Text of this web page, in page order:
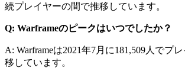
続プレイヤーの間で推移しています。
Q: Warframeのピークはいつでしたか？
A: Warframeは2021年7月に181,509人で
移しています。